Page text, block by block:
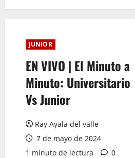
JUNIOR
EN VIVO | El Minuto a
Minuto: Universitario
Vs Junior
Ray Ayala del valle
7 de mayo de 2024
1 minuto de lectura
0